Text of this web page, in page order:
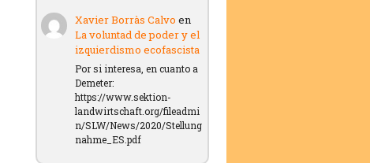
Xavier Borràs Calvo en
La voluntad de poder y el
izquierdismo ecofascista
Por si interesa, en cuanto a
Demeter:
https://www.sektion-
landwirtschaft.org/fileadmi
n/SLW/News/2020/Stellung
nahme_ES.pdf